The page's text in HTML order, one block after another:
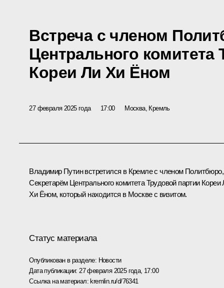
Встреча с членом
Центрального комитета
Кореи Ли Хи Ёном
27 февраля 2025 года 17:00 Москва, Кремль
Владимир Путин встретился в Кремле с членом Политбюро,
Секретарём Центрального комитета Трудовой партии Кореи
Хи Ёном, который находится в Москве с визитом.
Статус материала
Опубликован в разделе: Новости
Дата публикации: 27 февраля 2025 года, 17:00
Ссылка на материал:kremlin.ru/d/76341